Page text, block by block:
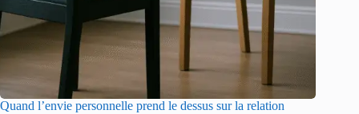
Quand l’envie personnelle prend le dessus sur la relation